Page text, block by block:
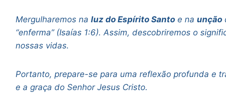
Mergulharemos na luz do Espírito Santo e na unção
“enferma” (Isaías 1:6). Assim, descobriremos o
nossas vidas.
Portanto, prepare-se para uma reflexão profunda e
e a graça do Senhor Jesus Cristo.